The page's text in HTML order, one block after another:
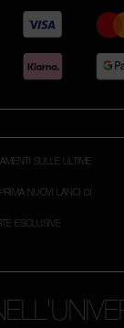
SULLE ULTIME
NUOVI LANCI DI
ESCLUSIVE